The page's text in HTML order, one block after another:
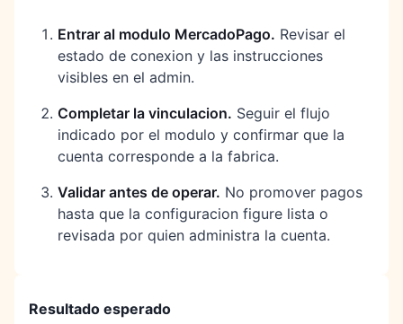
Entrar al modulo MercadoPago. Revisar el
estado de conexion y las instrucciones
visibles en el admin.
Completar la vinculacion. Seguir el flujo
indicado por el modulo y confirmar que la
cuenta corresponde a la fabrica.
Validar antes de operar. No promover pagos
hasta que la configuracion figure lista o
revisada por quien administra la cuenta.
Resultado esperado